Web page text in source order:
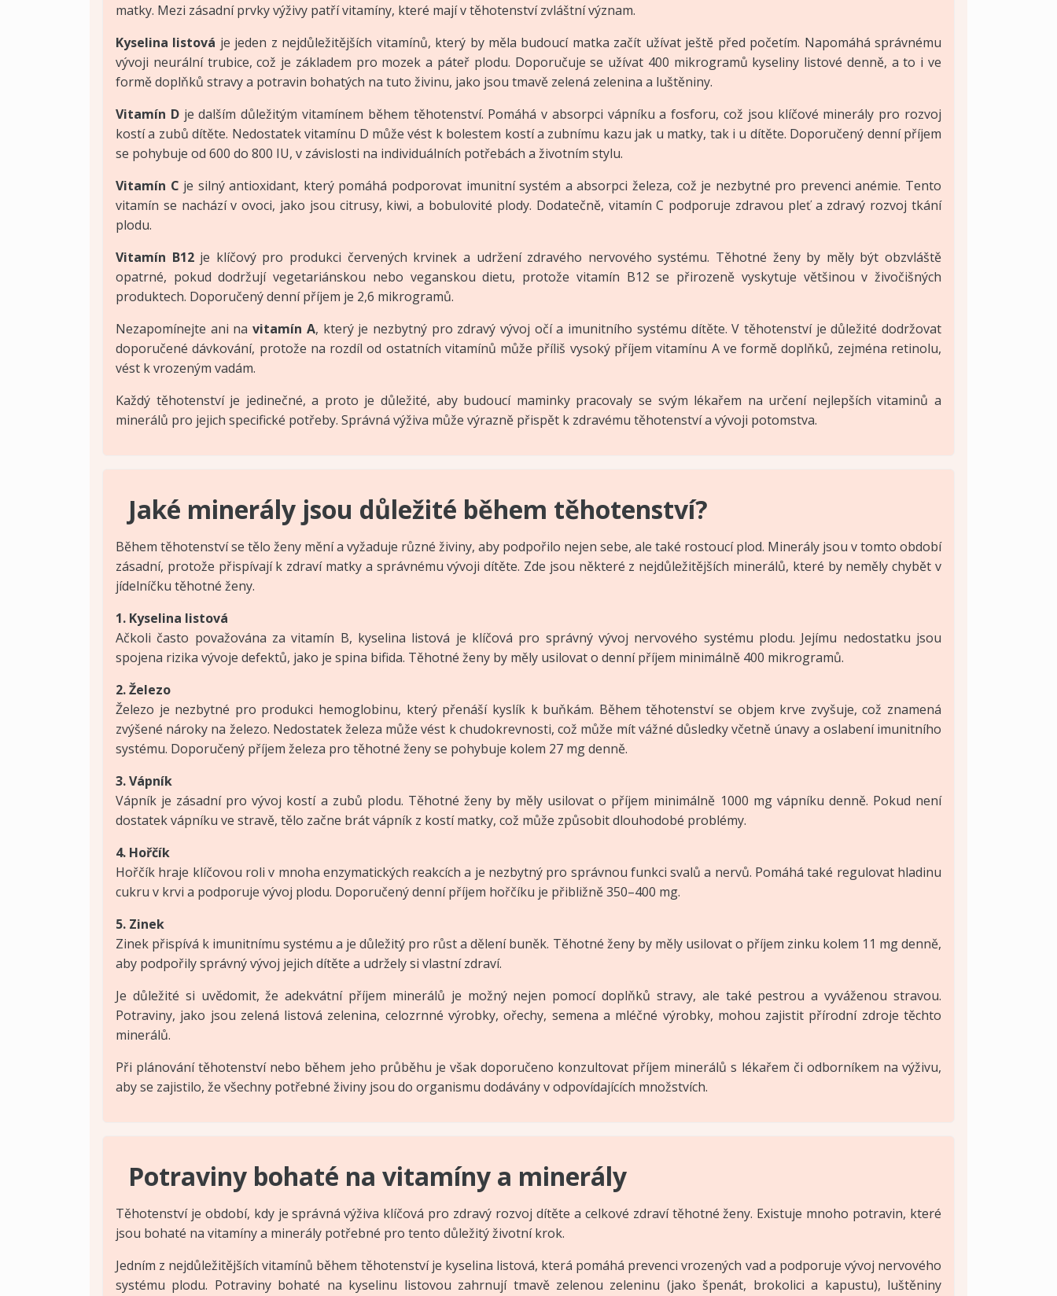
matky. Mezi zásadní prvky výživy patří vitamíny, které mají v těhotenství zvláštní význam.
Kyselina listová je jeden z nejdůležitějších vitamínů, který by měla budoucí matka začít užívat ještě před početím. Napomáhá správnému
vývoji neurální trubice, což je základem pro mozek a páteř plodu. Doporučuje se užívat 400 mikrogramů kyseliny listové denně, a to i ve
formě doplňků stravy a potravin bohatých na tuto živinu, jako jsou tmavě zelená zelenina a luštěniny.
Vitamín Dje dalším důležitým vitamínem během těhotenství. Pomáhá v absorpci vápníku a fosforu, což jsou klíčové minerály pro rozvoj
kostí a zubů dítěte. Nedostatek vitamínu D může vést k bolestem kostí a zubnímu kazu jak u matky, tak i u dítěte. Doporučený denní příjem
se pohybuje od 600 do 800 IU, v závislosti na individuálních potřebách a životním stylu.
Vitamín C je silný antioxidant, který pomáhá podporovat imunitní systém a absorpci železa, což je nezbytné pro prevenci anémie. Tento
vitamín se nachází v ovoci, jako jsou citrusy, kiwi, a bobulovité plody. Dodatečně, vitamín C podporuje zdravou pleť a zdravý rozvoj tkání
plodu.
Vitamín B12je klíčový pro produkci červených krvinek a udržení zdravého nervového systému. Těhotné ženy by měly být obzvláště
opatrné, pokud dodržují vegetariánskou nebo veganskou dietu, protože vitamín B12 se přirozeně vyskytuje většinou v živočišných
produktech. Doporučený denní příjem je 2,6 mikrogramů.
Nezapomínejte ani navitamín A, který je nezbytný pro zdravý vývoj očí a imunitního systému dítěte. V těhotenství je důležité dodržovat
doporučené dávkování, protože na rozdíl od ostatních vitamínů může příliš vysoký příjem vitamínu A ve formě doplňků, zejména retinolu,
vést k vrozeným vadám.
Každý těhotenství je jedinečné, a proto je důležité, aby budoucí maminky pracovaly se svým lékařem na určení nejlepších vitaminů a
minerálů pro jejich specifické potřeby. Správná výživa může výrazně přispět k zdravému těhotenství a vývoji potomstva.
Jaké minerály jsou důležité během těhotenství?
Během těhotenství se tělo ženy mění a vyžaduje různé živiny, aby podpořilo nejen sebe, ale také rostoucí plod. Minerály jsou v tomto období
zásadní, protože přispívají k zdraví matky a správnému vývoji dítěte. Zde jsou některé z nejdůležitějších minerálů, které by neměly chybět v
jídelníčku těhotné ženy.
1. Kyselina listová
Ačkoli často považována za vitamín B, kyselina listová je klíčová pro správný vývoj nervového systému plodu. Jejímu nedostatku jsou
spojena rizika vývoje defektů, jako je spina bifida. Těhotné ženy by měly usilovat o denní příjem minimálně 400 mikrogramů.
2. Železo
Železo je nezbytné pro produkci hemoglobinu, který přenáší kyslík k buňkám. Během těhotenství se objem krve zvyšuje, což znamená
zvýšené nároky na železo. Nedostatek železa může vést k chudokrevnosti, což může mít vážné důsledky včetně únavy a oslabení imunitního
systému. Doporučený příjem železa pro těhotné ženy se pohybuje kolem 27 mg denně.
3. Vápník
Vápník je zásadní pro vývoj kostí a zubů plodu. Těhotné ženy by měly usilovat o příjem minimálně 1000 mg vápníku denně. Pokud není
dostatek vápníku ve stravě, tělo začne brát vápník z kostí matky, což může způsobit dlouhodobé problémy.
4. Hořčík
Hořčík hraje klíčovou roli v mnoha enzymatických reakcích a je nezbytný pro správnou funkci svalů a nervů. Pomáhá také regulovat hladinu
cukru v krvi a podporuje vývoj plodu. Doporučený denní příjem hořčíku je přibližně 350–400 mg.
5. Zinek
Zinek přispívá k imunitnímu systému a je důležitý pro růst a dělení buněk. Těhotné ženy by měly usilovat o příjem zinku kolem 11 mg denně,
aby podpořily správný vývoj jejich dítěte a udržely si vlastní zdraví.
Je důležité si uvědomit, že adekvátní příjem minerálů je možný nejen pomocí doplňků stravy, ale také pestrou a vyváženou stravou.
Potraviny, jako jsou zelená listová zelenina, celozrnné výrobky, ořechy, semena a mléčné výrobky, mohou zajistit přírodní zdroje těchto
minerálů.
Při plánování těhotenství nebo během jeho průběhu je však doporučeno konzultovat příjem minerálů s lékařem či odborníkem na výživu,
aby se zajistilo, že všechny potřebné živiny jsou do organismu dodávány v odpovídajících množstvích.
Potraviny bohaté na vitamíny a minerály
Těhotenství je období, kdy je správná výživa klíčová pro zdravý rozvoj dítěte a celkové zdraví těhotné ženy. Existuje mnoho potravin, které
jsou bohaté na vitamíny a minerály potřebné pro tento důležitý životní krok.
Jedním z nejdůležitějších vitamínů během těhotenství je kyselina listová, která pomáhá prevenci vrozených vad a podporuje vývoj nervového
systému plodu. Potraviny bohaté na kyselinu listovou zahrnují tmavě zelenou zeleninu (jako špenát, brokolici a kapustu), luštěniny